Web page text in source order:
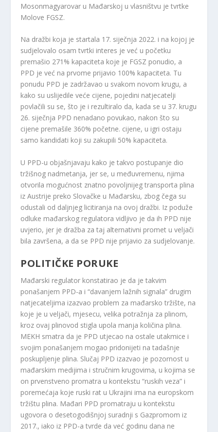
Mosonmagyarovar u Mađarskoj u vlasništvu je tvrtke
Molove FGSZ.
Na dražbi koja je startala 17. siječnja 2022. i na kojoj je
sudjelovalo osam tvrtki interes je već u početku
premašio 271% kapaciteta koje je FGSZ ponudio, a
PPD je već na prvome prijavio 100% kapaciteta. Tu
ponudu PPD je zadržavao u svakom novom krugu, a
kako su uslijedile veće cijene, pojedini natjecatelji
povlačili su se, što je i rezultiralo da, kada se u 37. krugu
26. siječnja PPD nenadano povukao, nakon što su
cijene premašile 360% početne. cijene, u igri ostaju
samo kandidati koji su zakupili 50% kapaciteta.
U PPD-u objašnjavaju kako je takvo postupanje dio
tržišnog nadmetanja, jer se, u međuvremenu, njima
otvorila mogućnost znatno povoljnijeg transporta plina
iz Austrije preko Slovačke u Mađarsku, zbog čega su
odustali od daljnjeg licitiranja na ovoj dražbi. Iz poduže
odluke mađarskog regulatora vidljivo je da ih PPD nije
uvjerio, jer je dražba za taj alternativni promet u veljači
bila završena, a da se PPD nije prijavio za sudjelovanje.
POLITIČKE PORUKE
Mađarski regulator konstatirao je da je takvim
ponašanjem PPD-a i “davanjem lažnih signala” drugim
natjecateljima izazvao problem za mađarsko tržište, na
koje je u veljači, mjesecu, velika potražnja za plinom,
kroz ovaj plinovod stigla upola manja količina plina.
MEKH smatra da je PPD utjecao na ostale utakmice i
svojim ponašanjem mogao pridonijeti na tadašnje
poskupljenje plina. Slučaj PPD izazvao je pozornost u
mađarskim medijima i stručnim krugovima, u kojima se
on prvenstveno promatra u kontekstu “ruskih veza” i
poremećaja koje ruski rat u Ukrajini ima na europskom
tržištu plina. Mađari PPD promatraju u kontekstu
ugovora o desetogodišnjoj suradnji s Gazpromom iz
2017., iako iz PPD-a tvrde da već godinu dana ne